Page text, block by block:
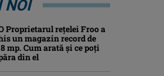
NOI
Proprietarul rețelei Froo a
un magazin record de
mp. Cum arată și ce poți
din el